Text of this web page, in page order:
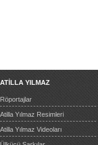
ATİLLA YILMAZ
Röportajlar
Atilla Yılmaz Resimleri
Atilla Yılmaz Videoları